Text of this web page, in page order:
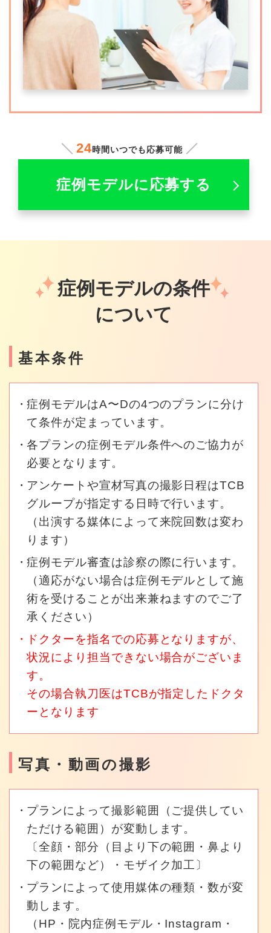
24時間いつでも応募可能
症例モデルに応募する
症例モデルの条件
について
基本条件
症例モデルはA〜Dの4つのプランに分け
て条件が定まっています。
各プランの症例モデル条件へのご協力が
必要となります。
アンケートや宣材写真の撮影日程はTCB
グループが指定する日時で行います。
（出演する媒体によって来院回数は変わ
ります）
症例モデル審査は診察の際に行います。
（適応がない場合は症例モデルとして施
術を受けることが出来兼ねますのでご了
承ください）
ドクターを指名での応募となりますが、
状況により担当できない場合がございま
す。
その場合執刀医はTCBが指定したドクタ
ーとなります
写真・動画の撮影
プランによって撮影範囲（ご提供してい
ただける範囲）が変動します。
〔全顔・部分（目より下の範囲・鼻より
下の範囲など）・モザイク加工〕
プランによって使用媒体の種類・数が変
動します。
（HP・院内症例モデル・Instagram・